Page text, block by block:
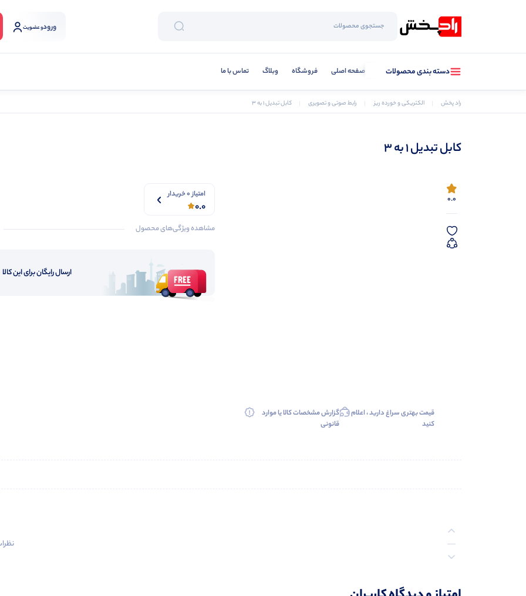
ورودو عضویت
دسته بندی محصولات صفحه اصلی فروشگاه وبلاگ تماس با ما
راد پخش الکتریکی و خورده ریز رابط صوتی و تصویری کابل تبدیل 1 به 3
کابل تبدیل 1 به 3
0.0
قیمت بهتری سراغ دارید ، اعلام
کنید
گزارش مشخصات کالا یا موارد
قانونی
امتیاز 0 خریدار
0.0
مشاهده ویژگی‌های محصول
ارسال رایگان برای این کالا